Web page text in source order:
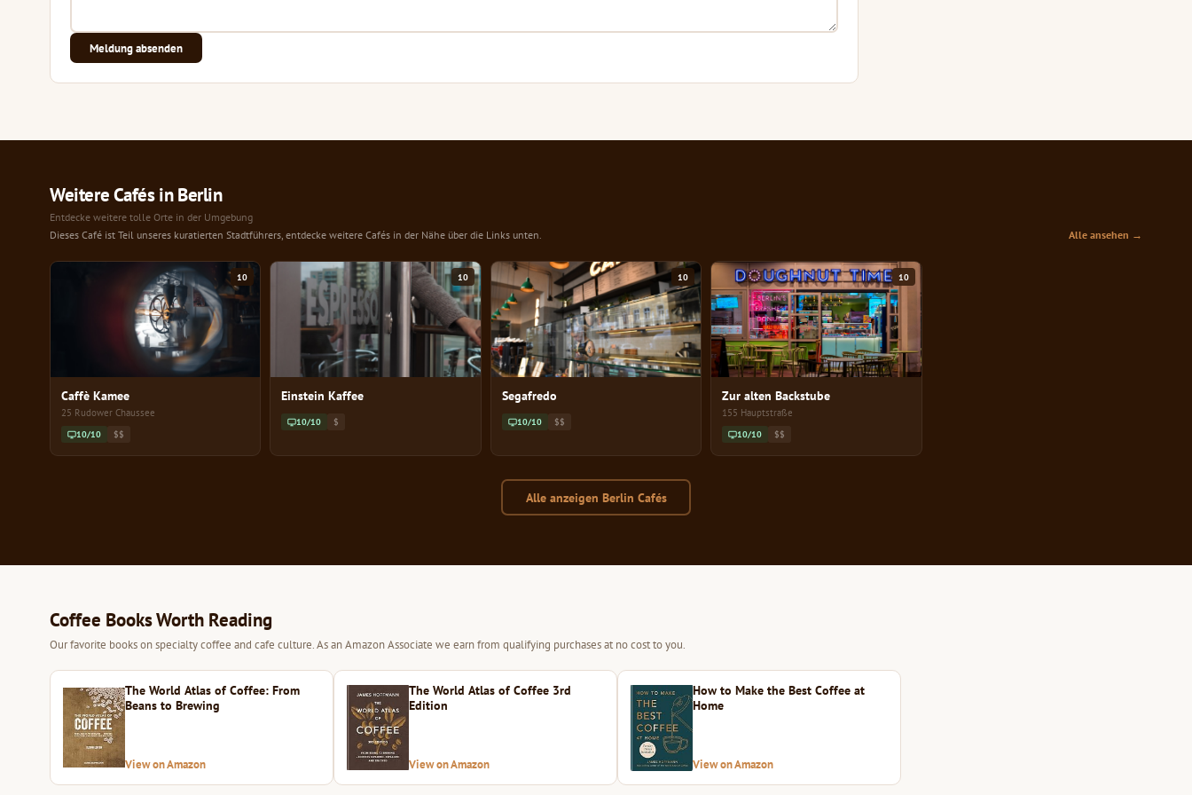
Meldung absenden
Weitere Cafés in Berlin
Entdecke weitere tolle Orte in der Umgebung
Dieses Café ist Teil unseres kuratierten Stadtführers, entdecke weitere Cafés in der Nähe über die Links unten.
Alle ansehen →
10
Caffè Kamee
25 Rudower Chaussee
10/10 $$
10
Einstein Kaffee
10/10 $
10
Segafredo
10/10 $$
10
Zur alten Backstube
155 Hauptstraße
10/10 $$
Alle anzeigen Berlin Cafés
Coffee Books Worth Reading
Our favorite books on specialty coffee and cafe culture. As an Amazon Associate we earn from qualifying purchases at no cost to you.
The World Atlas of Coffee: From
Beans to Brewing
View on Amazon
The World Atlas of Coffee 3rd
Edition
View on Amazon
How to Make the Best Coffee at
Home
View on Amazon